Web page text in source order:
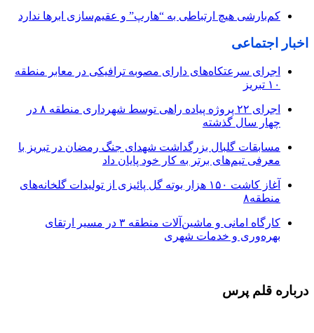
کم‌بارشی هیچ ارتباطی به “هارپ” و عقیم‌سازی ابرها ندارد
اخبار اجتماعی
اجرای سرعتکاه‌های دارای مصوبه ترافیکی در معابر منطقه
۱۰ تبریز
اجرای ۲۲ پروژه پیاده راهی توسط شهرداری منطقه ۸ در
چهار سال گذشته
مسابقات گلبال بزرگداشت شهدای جنگ رمضان در تبریز با
معرفی تیم‌های برتر به کار خود پایان داد
آغاز کاشت ۱۵۰ هزار بوته گل پائیزی از تولیدات گلخانه‌های
منطقه۸
کارگاه امانی و ماشین‌آلات منطقه ۳ در مسیر ارتقای
بهره‌وری و خدمات شهری
درباره قلم پرس